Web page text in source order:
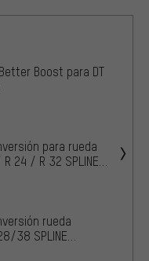
Boost para DT
para rueda
24 / R 32 SPLINE
rueda
38 SPLINE